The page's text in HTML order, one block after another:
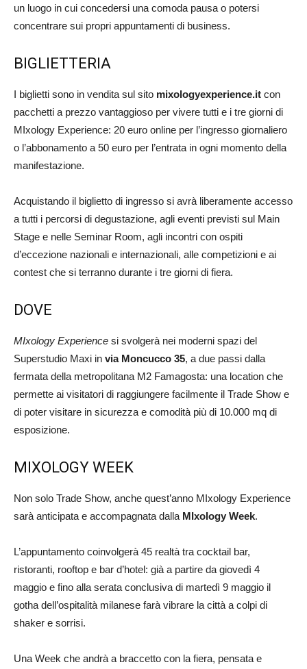
un luogo in cui concedersi una comoda pausa o potersi
concentrare sui propri appuntamenti di business.
BIGLIETTERIA
I biglietti sono in vendita sul sito mixologyexperience.it con
pacchetti a prezzo vantaggioso per vivere tutti e i tre giorni di
MIxology Experience: 20 euro online per l’ingresso giornaliero
o l’abbonamento a 50 euro per l’entrata in ogni momento della
manifestazione.
Acquistando il biglietto di ingresso si avrà liberamente accesso
a tutti i percorsi di degustazione, agli eventi previsti sul Main
Stage e nelle Seminar Room, agli incontri con ospiti
d’eccezione nazionali e internazionali, alle competizioni e ai
contest che si terranno durante i tre giorni di fiera.
DOVE
MIxology Experience si svolgerà nei moderni spazi del
Superstudio Maxi in via Moncucco 35, a due passi dalla
fermata della metropolitana M2 Famagosta: una location che
permette ai visitatori di raggiungere facilmente il Trade Show e
di poter visitare in sicurezza e comodità più di 10.000 mq di
esposizione.
MIXOLOGY WEEK
Non solo Trade Show, anche quest’anno MIxology Experience
sarà anticipata e accompagnata dalla MIxology Week.
L’appuntamento coinvolgerà 45 realtà tra cocktail bar,
ristoranti, rooftop e bar d’hotel: già a partire da giovedì 4
maggio e fino alla serata conclusiva di martedì 9 maggio il
gotha dell’ospitalità milanese farà vibrare la città a colpi di
shaker e sorrisi.
Una Week che andrà a braccetto con la fiera, pensata e